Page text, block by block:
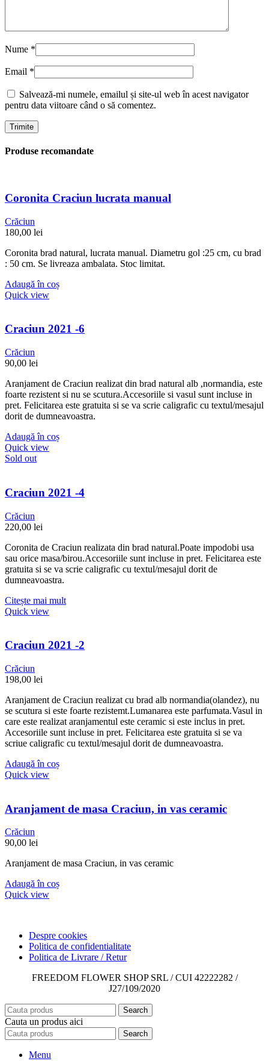
Nume *
Email *
Salvează-mi numele, emailul și site-ul web în acest navigator
pentru data viitoare când o să comentez.
Produse recomandate
Coronita Craciun lucrata manual
Crăciun
180,00 lei
Coronita brad natural, lucrata manual. Diametru gol :25 cm, cu brad
: 50 cm. Se livreaza ambalata. Stoc limitat.
Adaugă în coș
Quick view
Craciun 2021 -6
Crăciun
90,00 lei
Aranjament de Craciun realizat din brad natural alb ,normandia, este
foarte rezistent si nu se scutura.Accesoriile si vasul sunt incluse in
pret. Felicitarea este gratuita si se va scrie caligrafic cu textul/mesajul
dorit de dumneavoastra.
Adaugă în coș
Quick view
Sold out
Craciun 2021 -4
Crăciun
220,00 lei
Coronita de Craciun realizata din brad natural.Poate impodobi usa
sau orice masa/birou.Accesoriile sunt incluse in pret. Felicitarea este
gratuita si se va scrie caligrafic cu textul/mesajul dorit de
dumneavoastra.
Citește mai mult
Quick view
Craciun 2021 -2
Crăciun
198,00 lei
Aranjament de Craciun realizat cu brad alb normandia(olandez), nu
se scutura si este foarte rezistemt.Lumanarea este parfumata.Vasul in
care este realizat aranjamentul este ceramic si este inclus in pret.
Accesoriile sunt incluse in pret. Felicitarea este gratuita si se va
scriue caligrafic cu textul/mesajul dorit de dumneavoastra.
Adaugă în coș
Quick view
Aranjament de masa Craciun, in vas ceramic
Crăciun
90,00 lei
Aranjament de masa Craciun, in vas ceramic
Adaugă în coș
Quick view
Despre cookies
Politica de confidentialitate
Politica de Livrare / Retur
FREEDOM FLOWER SHOP SRL / CUI 42222282 /
J27/109/2020
Search
Cauta un produs aici
Search
Menu